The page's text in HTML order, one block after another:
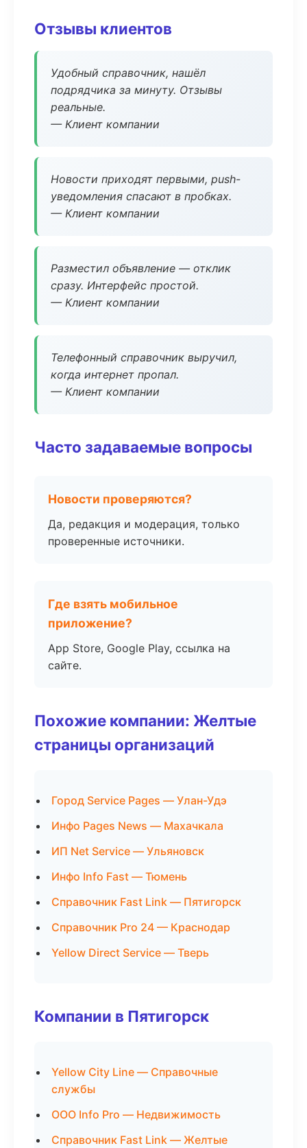
Отзывы клиентов
Удобный справочник, нашёл
подрядчика за минуту. Отзывы
реальные.
— Клиент компании
Новости приходят первыми, push-
уведомления спасают в пробках.
— Клиент компании
Разместил объявление — отклик
сразу. Интерфейс простой.
— Клиент компании
Телефонный справочник выручил,
когда интернет пропал.
— Клиент компании
Часто задаваемые вопросы
Новости проверяются?
Да, редакция и модерация, только
проверенные источники.
Где взять мобильное
приложение?
App Store, Google Play, ссылка на
сайте.
Похожие компании: Желтые
страницы организаций
Город Service Pages — Улан-Удэ
Инфо Pages News — Махачкала
ИП Net Service — Ульяновск
Инфо Info Fast — Тюмень
Справочник Fast Link — Пятигорск
Справочник Pro 24 — Краснодар
Yellow Direct Service — Тверь
Компании в Пятигорск
Yellow City Line — Справочные
службы
ООО Info Pro — Недвижимость
Справочник Fast Link — Желтые